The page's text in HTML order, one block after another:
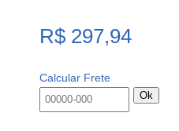
R$297,94
Calcular Frete
Ok